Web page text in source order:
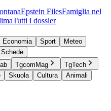
Epstein FilesFamiglia nel
Tutti i dossier
Economia Sport
Meteo
Schede
TgcomMag
TgTech
Skuola Cultura
Animali